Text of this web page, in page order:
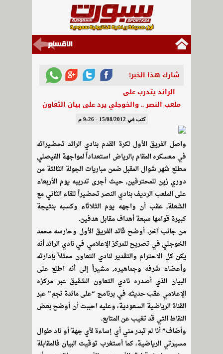
شارك هذا الخبر!
الرائد يتدرب على
ملعب النصر .. والخوجلي يرد على بيان التعاون
كتب في 15/08/2012 - 9:26 م
واصل الفريق الأول لكرة القدم بنادي الرائد تحضيراته
في معسكره المقام بالرياض استعداداً لمواجهة الفيصلي
مطلع شهر شوال المقبل ضمن مباريات الجولة الثالثة من
دوري زين للمحترفين, حيث أجرى تدريبه يوم الأربعاء
على الملعب الرديف بنادي النصر تحضيراً للقاء الثاني مع
الشعلة, عقب أن واجهه يوم الثلاثاء وكسبه بنتيجة
كبيرة قوامها سبعة أهداف مقابل هدفين.
من جانب آخر, أوضح قائد الفريق الأول وحارسه محمد
الخوجلي في تصريح للمركز الإعلامي في نادي الرائد أنه
يكن كل الاحترام والتقدير لنادي التعاون ممثلاً بإدارته
وأعضاء شرفه وجماهيره, مشيراً إلى أنه اطلع على
البيان الذي أصدره نادي التعاون الشقيق عبر مركزه
الإعلامي عقب حديثه في برنامج “على مائدة نجم” عبر
القناة الرياضية السعودية، وعليه احببت أن أوضح بعض
النقاط التي قد تغيب عن المتابع.
وأضاف” أنا لم تبدر مني أي إساءة لأي جهة أو ناد طوال
مسيرتي الرياضية، كما أستغرب توقيت البيان فالمقابلة